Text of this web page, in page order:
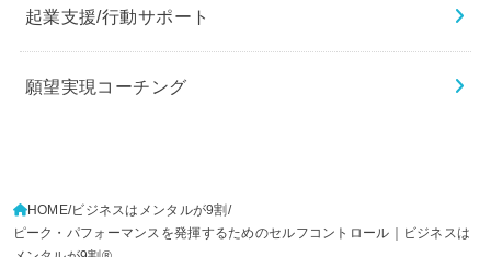
起業支援/行動サポート
願望実現コーチング
HOME ビジネスはメンタルが9割
ピーク・パフォーマンスを発揮するためのセルフコントロール｜ビジネスは